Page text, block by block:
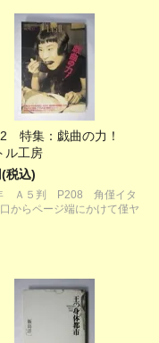
特集：戯曲の力！
ル工房
税込)
Ａ５判 P208 角僅イタ
からページ端にかけて僅ヤ